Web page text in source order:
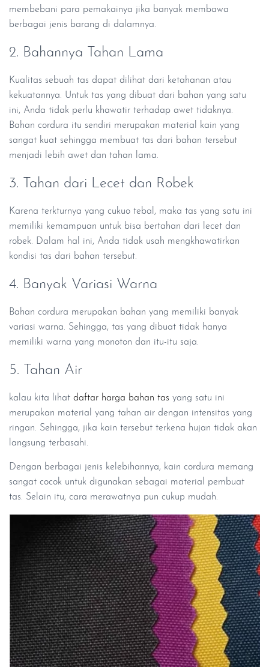
membebani para pemakainya jika banyak membawa
berbagai jenis barang di dalamnya.
2. Bahannya Tahan Lama
Kualitas sebuah tas dapat dilihat dari ketahanan atau
kekuatannya. Untuk tas yang dibuat dari bahan yang satu
ini, Anda tidak perlu khawatir terhadap awet tidaknya.
Bahan cordura itu sendiri merupakan material kain yang
sangat kuat sehingga membuat tas dari bahan tersebut
menjadi lebih awet dan tahan lama.
3. Tahan dari Lecet dan Robek
Karena terkturnya yang cukuo tebal, maka tas yang satu ini
memiliki kemampuan untuk bisa bertahan dari lecet dan
robek. Dalam hal ini, Anda tidak usah mengkhawatirkan
kondisi tas dari bahan tersebut.
4. Banyak Variasi Warna
Bahan cordura merupakan bahan yang memiliki banyak
variasi warna. Sehingga, tas yang dibuat tidak hanya
memiliki warna yang monoton dan itu-itu saja.
5. Tahan Air
kalau kita lihat daftar harga bahan tas yang satu ini
merupakan material yang tahan air dengan intensitas yang
ringan. Sehingga, jika kain tersebut terkena hujan tidak akan
langsung terbasahi.
Dengan berbagai jenis kelebihannya, kain cordura memang
sangat cocok untuk digunakan sebagai material pembuat
tas. Selain itu, cara merawatnya pun cukup mudah.